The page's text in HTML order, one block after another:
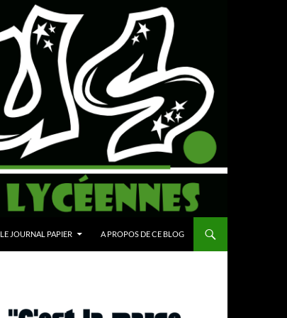
LE JOURNAL PAPIER A PROPOS DE CE BLOG